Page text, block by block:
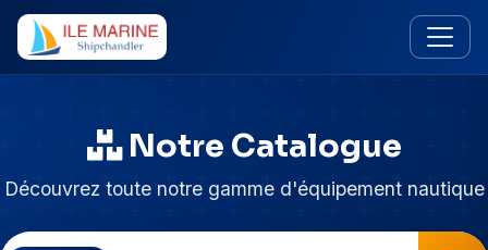
Notre Catalogue
Découvrez toute notre gamme d'équipement nautique